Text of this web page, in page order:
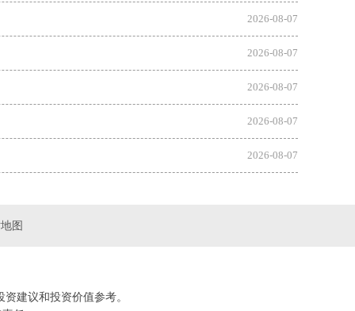
2026-08-07
2026-08-07
2026-08-07
2026-08-07
2026-08-07
图
建议和投资价值参考。